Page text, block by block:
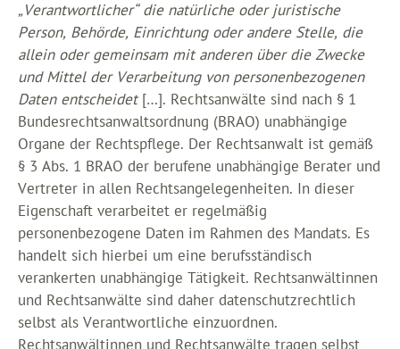
„Verantwortlicher“ die natürliche oder juristische
Person, Behörde, Einrichtung oder andere Stelle, die
allein oder gemeinsam mit anderen über die Zwecke
und Mittel der Verarbeitung von personenbezogenen
Daten entscheidet[…]. Rechtsanwälte sind nach § 1
Bundesrechtsanwaltsordnung (BRAO) unabhängige
Organe der Rechtspflege. Der Rechtsanwalt ist gemäß
§ 3 Abs. 1 BRAO der berufene unabhängige Berater und
Vertreter in allen Rechtsangelegenheiten. In dieser
Eigenschaft verarbeitet er regelmäßig
personenbezogene Daten im Rahmen des Mandats. Es
handelt sich hierbei um eine berufsständisch
verankerten unabhängige Tätigkeit. Rechtsanwältinnen
und Rechtsanwälte sind daher datenschutzrechtlich
selbst als Verantwortliche einzuordnen.
Rechtsanwältinnen und Rechtsanwälte tragen selbst